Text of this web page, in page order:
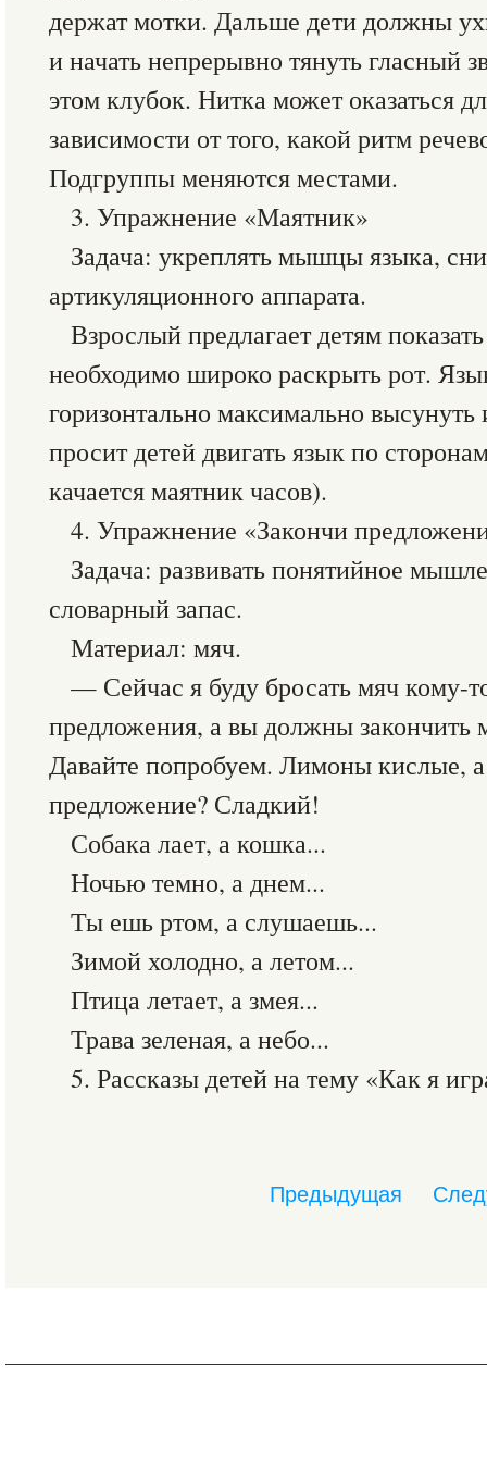
держат мотки. Дальше дети должны
и начать непрерывно тянуть гласный
этом клубок. Нитка может оказаться
зависимости от того, какой ритм
Подгруппы меняются местами.
3. Упражнение «Маятник»
Задача: укреплять мышцы языка,
артикуляционного аппарата.
Взрослый предлагает детям
необходимо широко раскрыть рот.
горизонтально максимально высунуть
просит детей двигать язык по
качается маятник часов).
4. Упражнение «Закончи
Задача: развивать понятийное
словарный запас.
Материал: мяч.
— Сейчас я буду бросать мяч кому-
предложения, а вы должны закончить
Давайте попробуем. Лимоны кислые,
предложение? Сладкий!
Собака лает, а кошка...
Ночью темно, а днем...
Ты ешь ртом, а слушаешь...
Зимой холодно, а летом...
Птица летает, а змея...
Трава зеленая, а небо...
5. Рассказы детей на тему «Как я
Предыдущая